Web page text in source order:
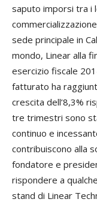
saputo imporsi tra i
sede principale in
mondo, Linear alla
esercizio fiscale
fatturato ha
crescita dell’8,3%
tre trimestri sono
continuo e
contribuiscono alla
fondatore e
rispondere a
stand di Linear